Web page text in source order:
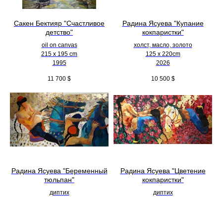
Сакен Бектияр "Счастливое
детство"
oil on canvas
215 x 195 cm
1995
11 700 $
Радина Ясуева "Купание
кокпаристки"
холст, масло, золото
125 х 220cm
2026
10 500 $
Радина Ясуева "Беременный
тюльпан"
диптих
Радина Ясуева "Цветение
кокпаристки"
диптих